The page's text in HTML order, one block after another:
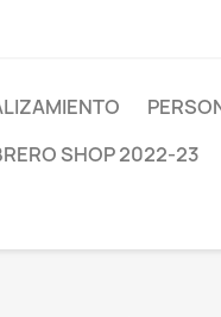
SHOP 2022-23